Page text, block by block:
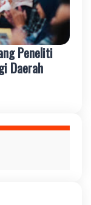
Peneliti
Daerah